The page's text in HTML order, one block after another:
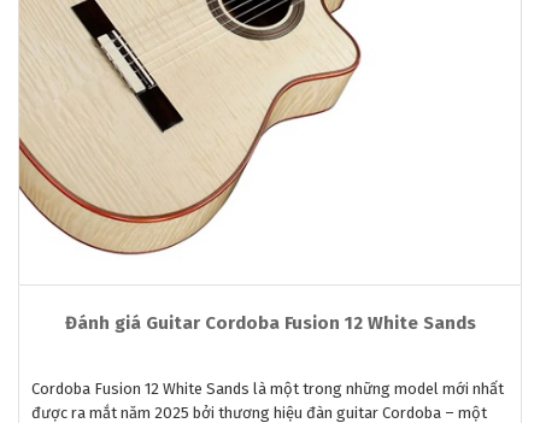
Đánh giá Guitar Cordoba Fusion 12 White Sands
Cordoba Fusion 12 White Sands là một trong những model mới nhất
được ra mắt năm 2025 bởi thương hiệu đàn guitar Cordoba – một